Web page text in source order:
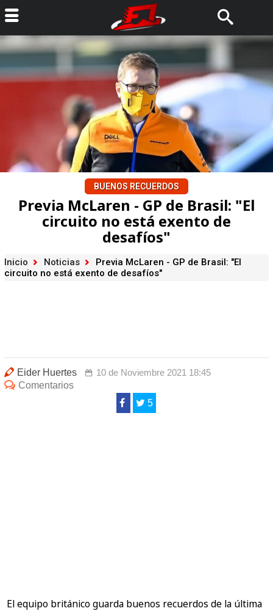
BUENOS RECUERDOS
Previa McLaren - GP de Brasil: "El
circuito no está exento de
desafíos"
Inicio Noticias
Previa McLaren - GP de Brasil: "El
circuito no está exento de desafíos"
Eider Huertes
10 de Noviembre 2021 18:45
Comentarios
5
El equipo británico guarda buenos recuerdos de la última